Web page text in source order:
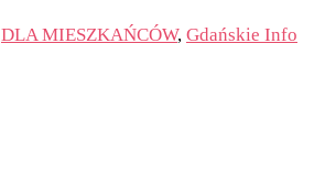
DLA MIESZKAŃCÓW, Gdańskie Info